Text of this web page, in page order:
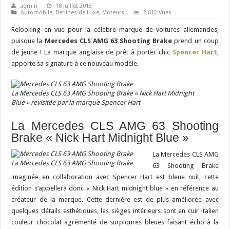
admin
18 juillet 2013
Automobile, Berlines de Luxe, Moteurs 2,612 Vues
Relooking en vue pour la célèbre marque de voitures allemandes,
puisque la Mercedes CLS AMG 63 Shooting Brake prend un coup
de jeune ! La marque anglaise de prêt à porter chic Spencer Hart
apporte sa signature à ce nouveau modèle.
La Mercedes CLS 63 AMG Shooting Brake « Nick Hart Midnight
Blue » revisitée par la marque Spencer Hart
La Mercedes CLS AMG 63 Shooting
Brake « Nick Hart Midnight Blue »
La Mercedes CLS 63 AMG Shooting Brake
La Mercedes CLS AMG
63 Shooting Brake
imaginée en collaboration avec Spencer Hart est bleue nuit, cette
édition s’appellera donc « Nick Hart midnight blue » en référence au
créateur de la marque. Cette dernière est de plus améliorée avec
quelques détails esthétiques, les sièges intérieurs sont en cuir italien
couleur chocolat agrémenté de surpiqures bleues faisant écho à la